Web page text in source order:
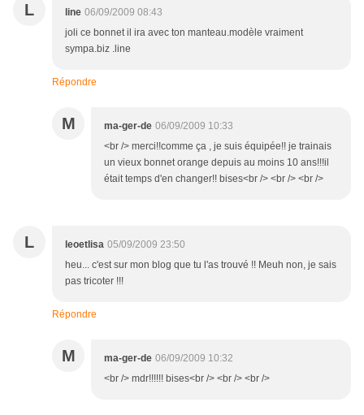
L line 06/09/2009 08:43
joli ce bonnet il ira avec ton manteau.modèle vraiment
sympa.biz .line
Répondre
M ma-ger-de 06/09/2009 10:33
<br /> merci!!comme ça , je suis équipée!! je trainais
un vieux bonnet orange depuis au moins 10 ans!!!il
était temps d'en changer!! bises<br /> <br /> <br />
L leoetlisa 05/09/2009 23:50
heu... c'est sur mon blog que tu l'as trouvé !! Meuh non, je sais
pas tricoter !!!
Répondre
M ma-ger-de 06/09/2009 10:32
<br /> mdr!!!!!! bises<br /> <br /> <br />